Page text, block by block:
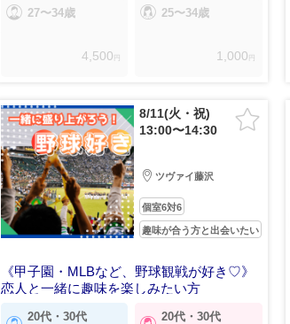
27〜34歳
4,500 円
25〜34歳
1,000 円
8/11(火・祝)
13:00〜14:30
ツヴァイ藤沢
個室6対6
趣味が合う方と出会いたい
《甲子園・MLBなど、野球観戦が好き♡》
恋人と一緒に趣味を楽しみたい方
20代・30代 20代・30代